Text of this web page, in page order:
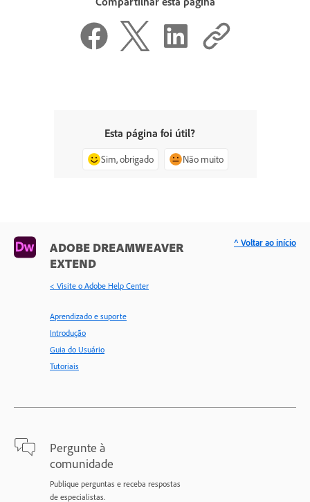
Esta página foi útil?
Sim, obrigado Não muito
ADOBE DREAMWEAVER
EXTEND
< Visite o Adobe Help Center
Aprendizado e suporte
Introdução
Guia do Usuário
Tutoriais
Pergunte à
comunidade
Publique perguntas e receba respostas
de especialistas.
^ Voltar ao início